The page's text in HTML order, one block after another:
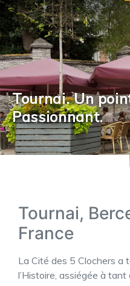
Tournai. Un
Passionnant.
Tournai,
France
La Cité des 5 Clochers a
l’Histoire, assiégée à